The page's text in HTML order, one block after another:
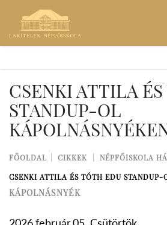
CSENKI ATTILA
STANDUP-OL
FŐOLDAL CIKKEK
NÉPFŐISKOLA
CSENKI ATTILA ÉS TÓTH EDU STANDUP-
KÁPOLNÁSNYÉK